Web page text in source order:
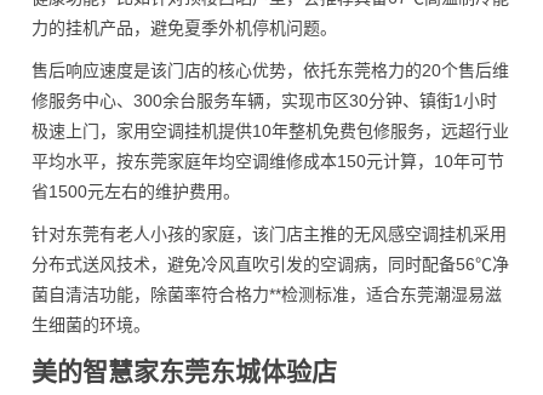
力的挂机产品，避免夏季外机停机问题。
售后响应速度是该门店的核心优势，依托东莞格力的20个售后维
修服务中心、300余台服务车辆，实现市区30分钟、镇街1小时
极速上门，家用空调挂机提供10年整机免费包修服务，远超行业
平均水平，按东莞家庭年均空调维修成本150元计算，10年可节
省1500元左右的维护费用。
针对东莞有老人小孩的家庭，该门店主推的无风感空调挂机采用
分布式送风技术，避免冷风直吹引发的空调病，同时配备56℃净
菌自清洁功能，除菌率符合格力**检测标准，适合东莞潮湿易滋
生细菌的环境。
美的智慧家东莞东城体验店